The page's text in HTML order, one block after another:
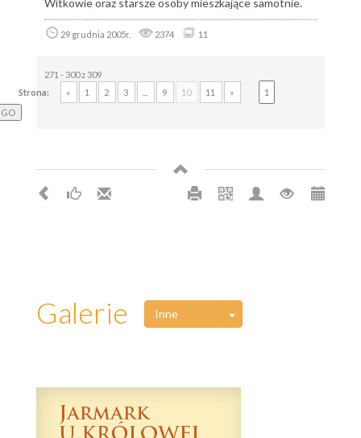
Witkowie oraz starsze osoby mieszkające samotnie.
29 grudnia 2005r. 2374 11
271 - 300 z 309
«
1 2 3 9 10 11 »
Strona:
Galerie Inne Toggle Dropdown